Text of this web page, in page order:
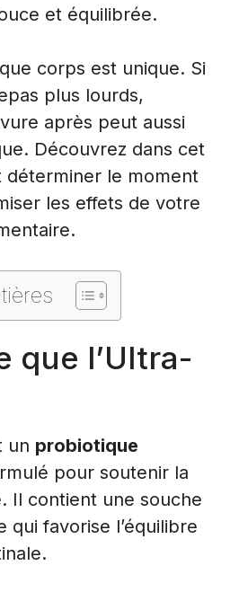
et équilibrée.
corps est unique. Si
plus lourds,
après peut aussi
Découvrez dans cet
déterminer le moment
les effets de votre
que l’Ultra-
un probiotique
pour soutenir la
Il contient une souche
qui favorise l’équilibre